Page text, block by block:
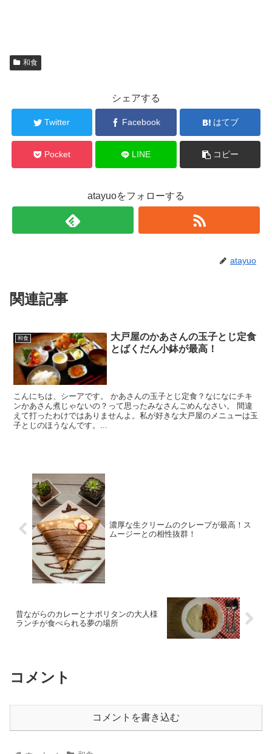
和食
シェアする
Twitter Facebook はてブ
Pocket LINE コピー
atayuoをフォローする
atayuo
関連記事
和食
大戸屋のかあさんの玉子とじ定食
とばくだん小鉢が最高！
こんにちは、シーアです。 かあさんの玉子とじ定食？なになにチキ
ンかあさん煮じゃないの？って思ったみなさんごめんなさい。 間違
えて打ったわけではありませんよ。私が好きな大戸屋のメニューは玉
子とじのほうなんです。...
濃厚な生クリームのクレープが最高！ス
ムージーとの相性抜群！
昔ながらのカレーとナポリタンの大人様
ランチが食べられる夢の場所
コメント
コメントを書き込む